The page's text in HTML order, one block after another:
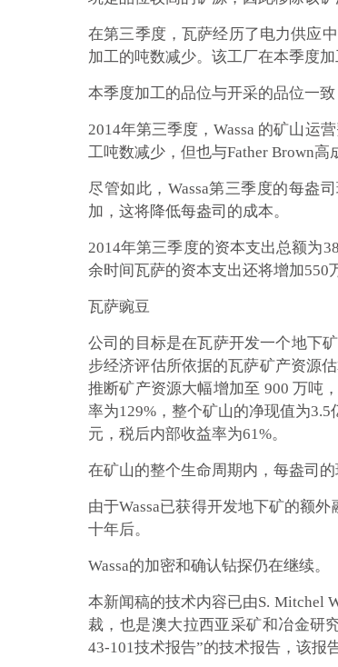
在第三季度，瓦萨经历了电力供应
加工的吨数减少。该工厂在本季度
本季度加工的品位与开采的品位一致
2014年第三季度，Wassa 的矿山运
工吨数减少，但也与Father Brown高
尽管如此，Wassa第三季度的每盎
加，这将降低每盎司的成本。
2014年第三季度的资本支出总额为
余时间瓦萨的资本支出还将增加550
瓦萨豌豆
公司的目标是在瓦萨开发一个地下
步经济评估所依据的瓦萨矿产资源
推断矿产资源大幅增加至 900 万吨
率为129%，整个矿山的净现值为
元，税后内部收益率为61%。
在矿山的整个生命周期内，每盎司
由于Wassa已获得开发地下矿的额
十年后。
Wassa的加密和确认钻探仍在继续。
本新闻稿的技术内容已由S. Mitchel
裁，也是澳大拉西亚采矿和冶金研
43-101技术报告”的技术报告，该报